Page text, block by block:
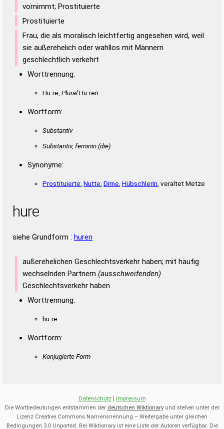
vornimmt; Prostituierte
Prostituierte
Frau, die als moralisch leichtfertig angesehen wird, weil
sie außerehelich oder wahllos mit Männern
geschlechtlich verkehrt
Worttrennung:
Hu·re, PluralHu·ren
Wortform:
Substantiv
Substantiv, feminin(die)
Synonyme:
Prostituierte Nutte Dirne Hübschlerin , veraltet Metze
hure
siehe Grundform : huren
außerehelichen Geschlechtsverkehr haben; mit häufig
wechselnden Partnern (ausschweifenden)
Geschlechtsverkehr haben
Worttrennung:
hu·re
Wortform:
Konjugierte Form
Datenschutz| Impressum
Die Wortbedeutungen entstammen der deutschen Wiktionaryund stehen unter der
Lizenz Creative Commons Namensnennung – Weitergabe unter gleichen
Bedingungen 3.0 Unported. Bei Wiktionary ist eine Liste der Autoren verfügbar. Die